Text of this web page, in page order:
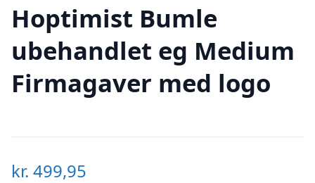
Hoptimist Bumle
ubehandlet eg Medium
Firmagaver med logo
kr. 499,95